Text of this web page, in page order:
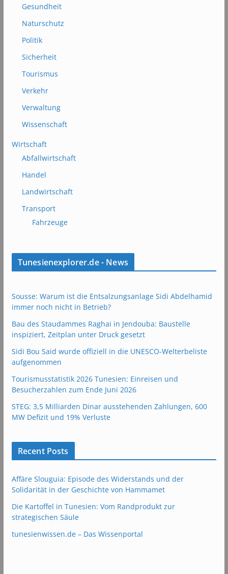
Gesundheit
Naturschutz
Politik
Sicherheit
Tourismus
Verkehr
Verwaltung
Wissenschaft
Wirtschaft
Abfallwirtschaft
Handel
Landwirtschaft
Transport
Fahrzeuge
Tunesienexplorer.de - News
Sousse: Warum ist die Entsalzungsanlage Sidi Abdelhamid
immer noch nicht in Betrieb?
Bau des Staudammes Raghai in Jendouba: Baustelle
inspiziert, Zeitplan unter Druck gesetzt
Sidi Bou Said wurde offiziell in die UNESCO-Welterbeliste
aufgenommen
Tourismusstatistik 2026 Tunesien: Einreisen und
Besucherzahlen zum Ende Juni 2026
STEG: 3,5 Milliarden Dinar ausstehenden Zahlungen, 600
MW Defizit und 19% Verluste
Recent Posts
Affäre Slouguia: Episode des Widerstands und der
Solidarität in der Geschichte von Hammamet
Die Kartoffel in Tunesien: Vom Randprodukt zur
strategischen Säule
tunesienwissen.de – Das Wissenportal